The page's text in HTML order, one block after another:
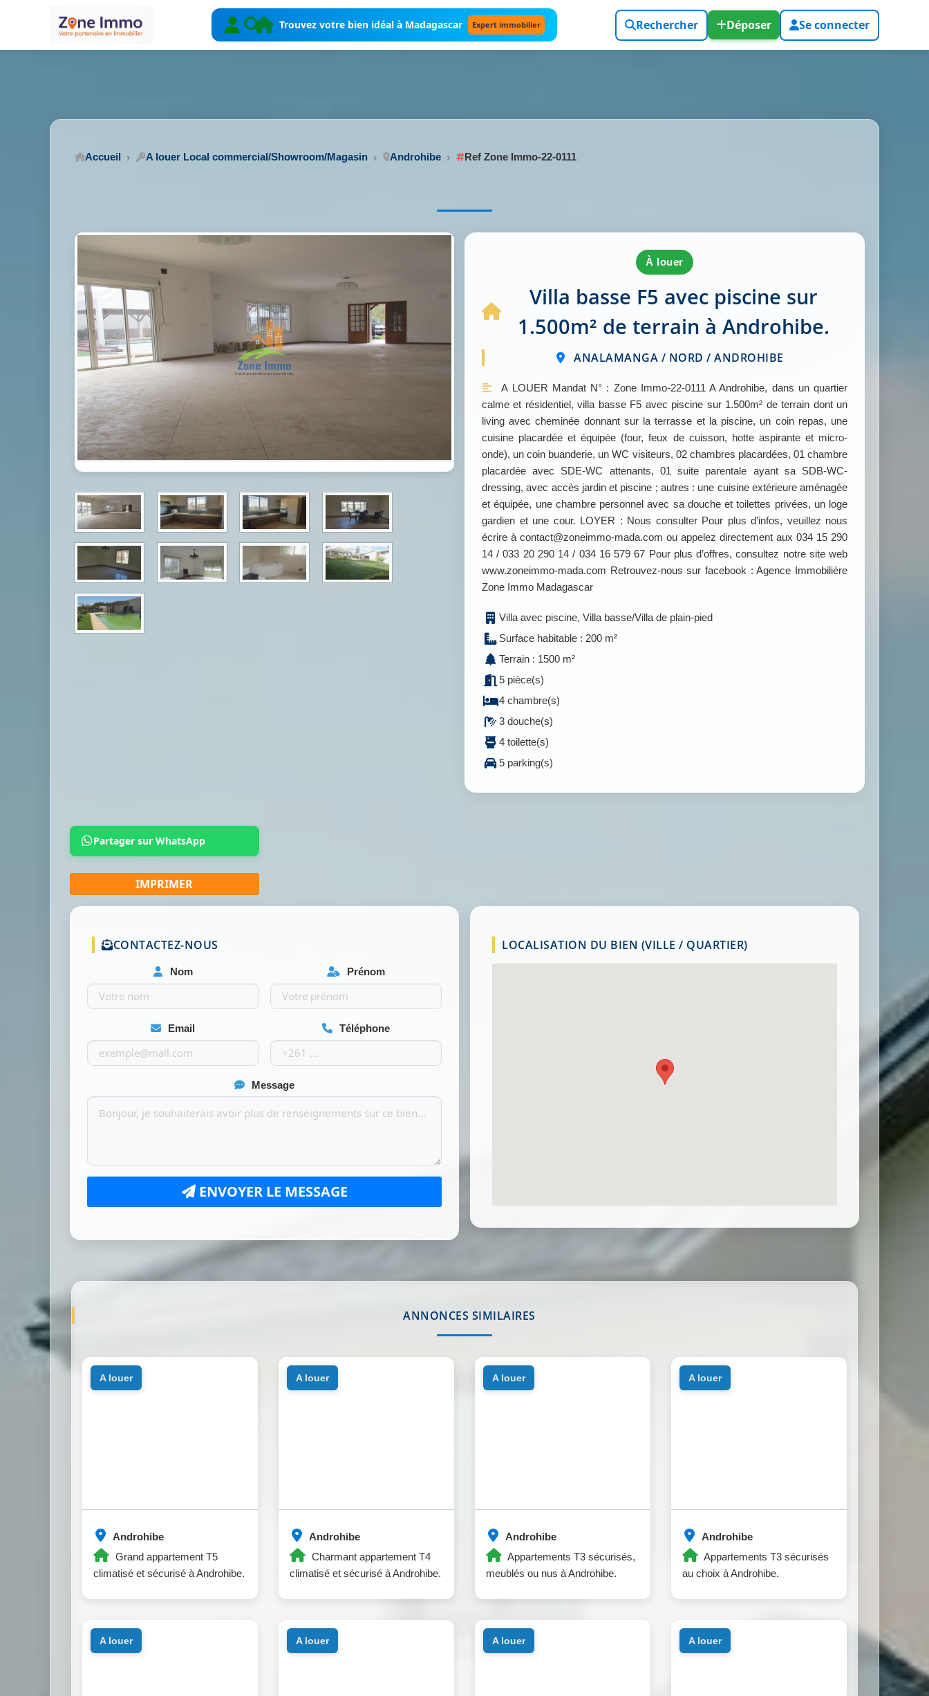
Trouvez votre bien idéal à Madagascar Expert immobilier Rechercher Déposer Se connecter
Accueil A louer Local commercial/Showroom/Magasin Androhibe Ref Zone Immo-22-0111
à louer
Villa basse F5 avec piscine sur
1.500m² de terrain à Androhibe.
ANALAMANGA / NORD / ANDROHIBE
A LOUER Mandat N° : Zone Immo-22-0111 A Androhibe, dans un quartier
calme et résidentiel, villa basse F5 avec piscine sur 1.500m² de terrain dont un
living avec cheminée donnant sur la terrasse et la piscine, un coin repas, une
cuisine placardée et équipée (four, feux de cuisson, hotte aspirante et micro-
onde), un coin buanderie, un WC visiteurs, 02 chambres placardées, 01 chambre
placardée avec SDE-WC attenants, 01 suite parentale ayant sa SDB-WC-
dressing, avec accès jardin et piscine ; autres : une cuisine extérieure aménagée
et équipée, une chambre personnel avec sa douche et toilettes privées, un loge
gardien et une cour. LOYER : Nous consulter Pour plus d’infos, veuillez nous
écrire à contact@zoneimmo-mada.com ou appelez directement aux 034 15 290
14 / 033 20 290 14 / 034 16 579 67 Pour plus d’offres, consultez notre site web
www.zoneimmo-mada.com Retrouvez-nous sur facebook : Agence Immobilière
Zone Immo Madagascar
Villa avec piscine, Villa basse/Villa de plain-pied
Surface habitable : 200 m²
Terrain : 1500 m²
5 pièce(s)
4 chambre(s)
3 douche(s)
4 toilette(s)
5 parking(s)
Partager sur WhatsApp
CONTACTEZ-NOUS
Nom Prénom
Email Téléphone
Message
ENVOYER LE MESSAGE
LOCALISATION DU BIEN (VILLE / QUARTIER)
ANNONCES SIMILAIRES
Androhibe
Grand appartement T5
climatisé et sécurisé à Androhibe.
a louer
Androhibe
Charmant appartement T4
climatisé et sécurisé à Androhibe.
a louer
Androhibe
Appartements T3 sécurisés,
meublés ou nus à Androhibe.
a louer
Androhibe
Appartements T3 sécurisés
au choix à Androhibe.
a louer
a louer a louer a louer a louer